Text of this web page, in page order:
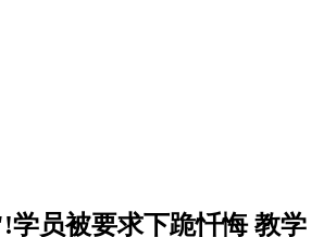
员被要求下跪忏悔 教学